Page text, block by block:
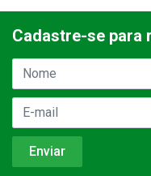
Cadastre-se para